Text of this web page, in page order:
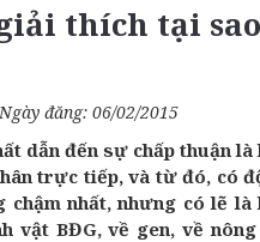
thích tại
Ngày đăng: 06/02/2015
dẫn đến sự chấp thuận
trực tiếp, và từ đó, có
chậm nhất, nhưng có lẽ
vật BĐG, về gen, về